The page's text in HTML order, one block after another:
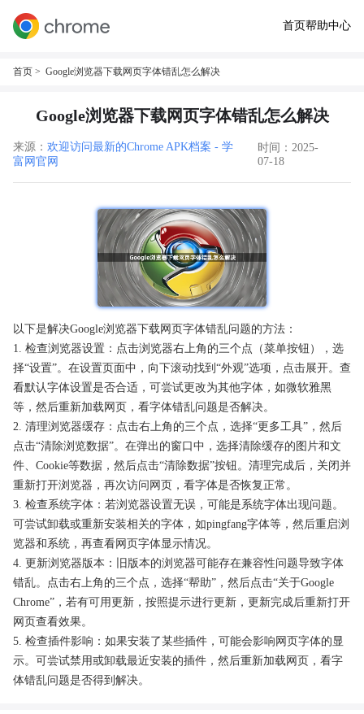
首页帮助中心
首页 > Google浏览器下载网页字体错乱怎么解决
Google浏览器下载网页字体错乱怎么解决
来源： 欢迎访问最新的Chrome APK档案 - 学
富网官网
时间：2025-
07-18
以下是解决Google浏览器下载网页字体错乱问题的方法：
1. 检查浏览器设置：点击浏览器右上角的三个点（菜单按钮），选
择“设置”。在设置页面中，向下滚动找到“外观”选项，点击展开。查
看默认字体设置是否合适，可尝试更改为其他字体，如微软雅黑
等，然后重新加载网页，看字体错乱问题是否解决。
2. 清理浏览器缓存：点击右上角的三个点，选择“更多工具”，然后
点击“清除浏览数据”。在弹出的窗口中，选择清除缓存的图片和文
件、Cookie等数据，然后点击“清除数据”按钮。清理完成后，关闭并
重新打开浏览器，再次访问网页，看字体是否恢复正常。
3. 检查系统字体：若浏览器设置无误，可能是系统字体出现问题。
可尝试卸载或重新安装相关的字体，如pingfang字体等，然后重启浏
览器和系统，再查看网页字体显示情况。
4. 更新浏览器版本：旧版本的浏览器可能存在兼容性问题导致字体
错乱。点击右上角的三个点，选择“帮助”，然后点击“关于Google
Chrome”，若有可用更新，按照提示进行更新，更新完成后重新打开
网页查看效果。
5. 检查插件影响：如果安装了某些插件，可能会影响网页字体的显
示。可尝试禁用或卸载最近安装的插件，然后重新加载网页，看字
体错乱问题是否得到解决。